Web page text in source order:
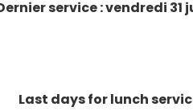
service : vendredi 31
Last days for lunch